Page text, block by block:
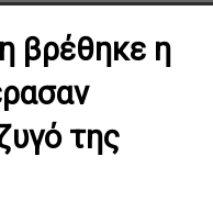
βρέθηκε η
της